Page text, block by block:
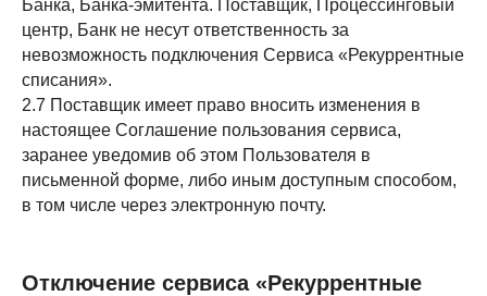
Банка, Банка-эмитента. Поставщик, Процессинговый
центр, Банк не несут ответственность за
невозможность подключения Сервиса «Рекуррентные
списания».
2.7 Поставщик имеет право вносить изменения в
настоящее Соглашение пользования сервиса,
заранее уведомив об этом Пользователя в
письменной форме, либо иным доступным способом,
в том числе через электронную почту.
Отключение сервиса «Рекуррентные